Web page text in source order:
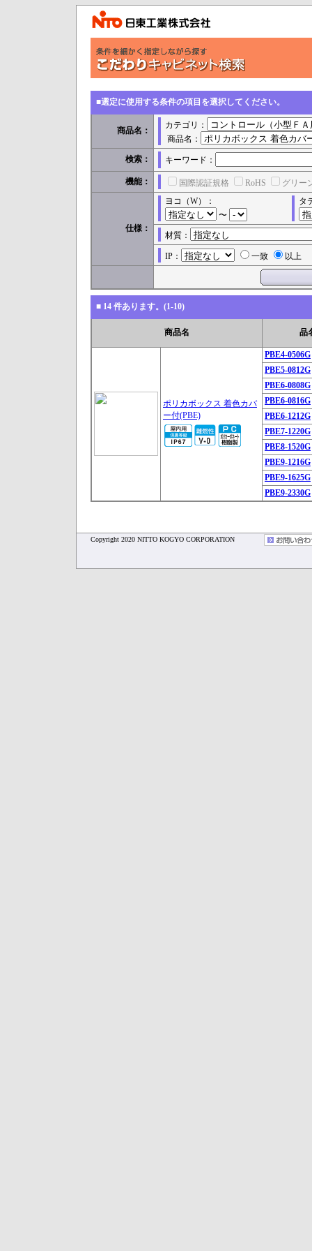
■選定に使用する条件の項目を選択してください。
商品名：
カテゴリ：
商品名：
検索： キーワード：
機能： 国際認証規格 RoHS グリー
仕様：
ヨコ（W）：
〜
タ
材質：
IP： 一致 以上
■ 14 件あります。(1-10)
商品名 品
ポリカボックス 着色カバ
ー付(PBE)
PBE4-0506G
PBE5-0812G
PBE6-0808G
PBE6-0816G
PBE6-1212G
PBE7-1220G
PBE8-1520G
PBE9-1216G
PBE9-1625G
PBE9-2330G
Copyright 2020 NITTO KOGYO CORPORATION